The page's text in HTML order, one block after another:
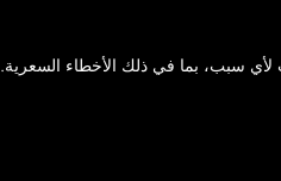
لأي سبب، بما في ذلك الأخطاء السعرية.